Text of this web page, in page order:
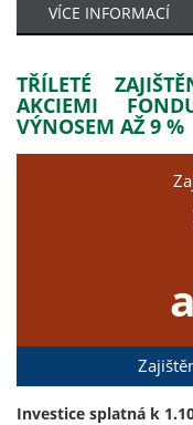
VÍCE INFORMACÍ
TŘÍLETÉ
AKCIEMI
VÝNOSEM AŽ 9 %
Investice splatná k